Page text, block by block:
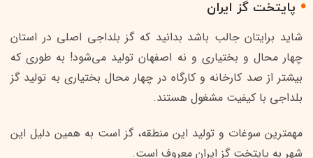
پایتخت گز ایران
شاید برایتان جالب باشد بدانید که گز بلداجی اصلی در استان
چهار محال و بختیاری و نه اصفهان تولید می‌شود! به طوری که
بیشتر از صد کارخانه و کارگاه در چهار محال بختیاری به تولید گز
بلداجی با کیفیت مشغول هستند.
مهمترین سوغات و تولید این منطقه، گز است به همین دلیل این
شهر به پایتخت گز ایران معروف است.